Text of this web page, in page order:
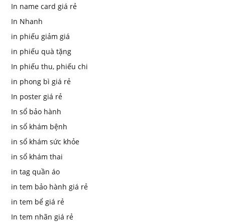
In name card giá rẻ
In Nhanh
in phiếu giảm giá
in phiếu quà tặng
In phiếu thu, phiếu chi
in phong bì giá rẻ
In poster giá rẻ
In sổ bảo hành
in sổ khám bệnh
in sổ khám sức khỏe
in sổ khám thai
in tag quần áo
in tem bảo hành giá rẻ
in tem bể giá rẻ
In tem nhãn giá rẻ